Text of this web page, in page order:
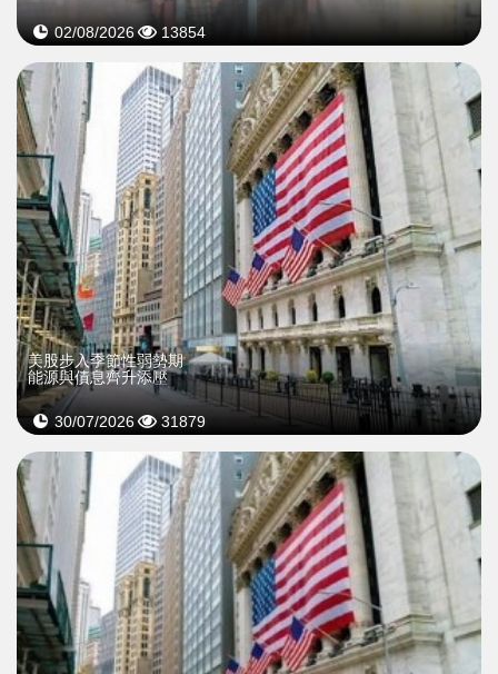
02/08/2026 13854
美股步入季節性弱勢期
能源與債息齊升添壓
30/07/2026 31879